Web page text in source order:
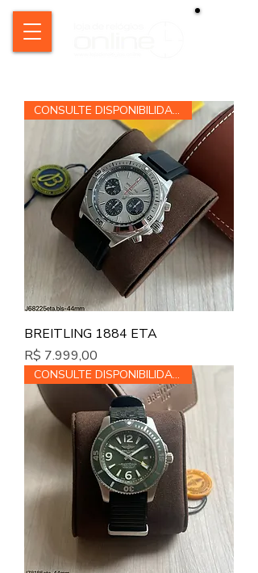
CONSULTE DISPONIBILIDADE
BREITLING 1884 ETA
Preço
R$ 7.999,00
CONSULTE DISPONIBILIDADE